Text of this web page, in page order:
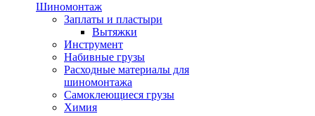
Шиномонтаж
Заплаты и пластыри
Вытяжки
Инструмент
Набивные грузы
Расходные материалы для
шиномонтажа
Самоклеющиеся грузы
Химия